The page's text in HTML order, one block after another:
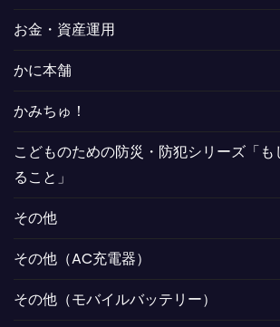
お金・資産運用
かに本舗
かみちゅ！
こどものための防災・防犯シリーズ「も
ること」
その他
その他（AC充電器）
その他（モバイルバッテリー）